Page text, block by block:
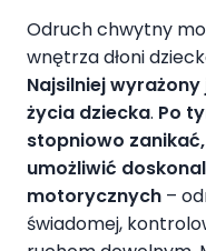
Odruch chwytny
wnętrza dłoni
Najsilniej
życia dziecka. Po
stopniowo
umożliwić
motorycznych –
świadomej,